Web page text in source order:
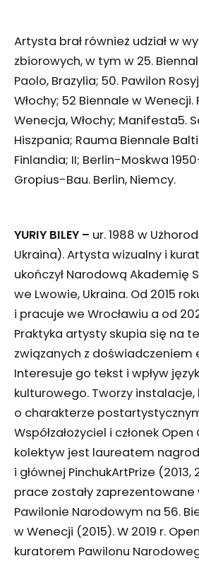
Artysta brał również udział w
zbiorowych, w tym w 25.
Paolo, Brazylia; 50. Pawilon
Włochy; 52 Biennale w Wenecji.
Wenecja, Włochy; Manifesta5.
Hiszpania; Rauma Biennale
Finlandia; II; Berlin-Moskwa
Gropius-Bau. Berlin, Niemcy.
YURIY BILEY – ur. 1988 w
Ukraina). Artysta wizualny i
ukończył Narodową Akademię
we Lwowie, Ukraina. Od 2015
i pracuje we Wrocławiu a od
Praktyka artysty skupia się na
związanych z doświadczeniem
Interesuje go tekst i wpływ
kulturowego. Tworzy instalacje,
o charakterze
Współzałożyciel i członek
kolektyw jest laureatem
i głównej PinchukArtPrize (2013,
prace zostały zaprezentowane
Pawilonie Narodowym na 56.
w Wenecji (2015). W 2019 r.
kuratorem Pawilonu